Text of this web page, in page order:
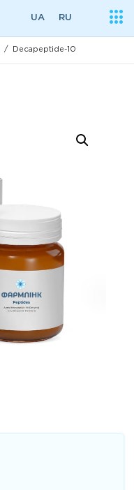
UA RU
/ Decapeptide-10